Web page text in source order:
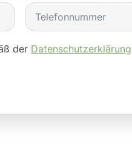
der Datenschutzerklärung